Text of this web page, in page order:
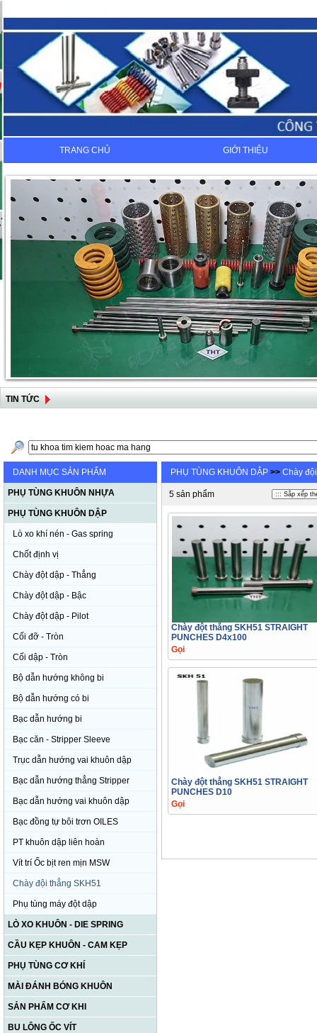
TRANG CHỦ GIỚI THIỆU
TIN TỨC
DANH MỤC SẢN PHẨM
PHỤ TÙNG KHUÔN NHỰA
PHỤ TÙNG KHUÔN DẬP
Lò xo khí nén - Gas spring
Chốt định vị
Chày đột dập - Thẳng
Chày đột dập - Bậc
Chày đột dập - Pilot
Cối đỡ - Tròn
Cối dập - Tròn
Bộ dẫn hướng không bi
Bộ dẫn hướng có bi
Bạc dẫn hướng bi
Bạc căn - Stripper Sleeve
Trục dẫn hướng vai khuôn dập
Bạc dẫn hướng thẳng Stripper
Bạc dẫn hướng vai khuôn dập
Bạc đồng tự bôi trơn OILES
PT khuôn dập liên hoàn
Vít trí Ốc bịt ren mịn MSW
Chày đội thẳng SKH51
Phụ tùng máy đột dập
LÒ XO KHUÔN - DIE SPRING
CẦU KẸP KHUÔN - CAM KẸP
PHỤ TÙNG CƠ KHÍ
MÀI ĐÁNH BÓNG KHUÔN
SẢN PHẨM CƠ KHI
BU LÔNG ỐC VÍT
PHỤ TÙNG KHUÔN DẬP >> Chày
5 sản phẩm
Chày đột thẳng SKH51 STRAIGHT
PUNCHES D4x100
Gọi
Chày đột thẳng SKH51 STRAIGHT
PUNCHES D10
Gọi